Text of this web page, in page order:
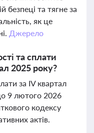
безпеці та тягне за
як це
Джерело
та сплати
2025 року?
за IV квартал
9 лютого 2026
кодексу
актів.